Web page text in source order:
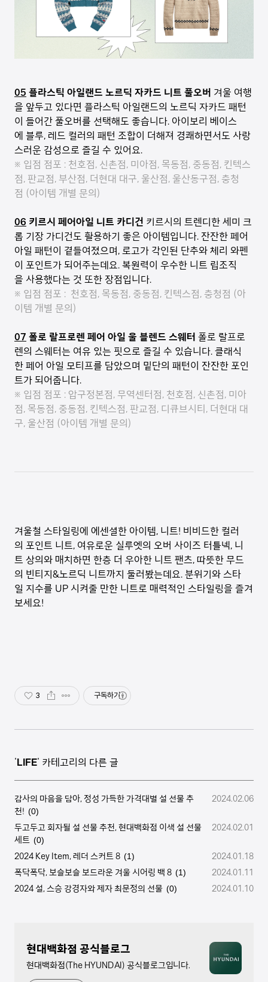
05 플라스틱 아일랜드 노르딕 자카드 니트 풀오버 겨울 여행
을 앞두고 있다면 플라스틱 아일랜드의 노르딕 자카드 패턴
이 들어간 풀오버를 선택해도 좋습니다. 아이보리 베이스
에 블루, 레드 컬러의 패턴 조합이 더해져 경쾌하면서도 사랑
스러운 감성으로 즐길 수 있어요.
※ 입점 점포 : 천호점, 신촌점, 미아점, 목동점, 중동점, 킨텍스
점, 판교점, 부산점, 더현대 대구, 울산점, 울산동구점, 충청
점 (아이템 개별 문의)
06 키르시 페어아일 니트 카디건 키르시의 트렌디한 세미 크
롭 기장 가디건도 활용하기 좋은 아이템입니다. 잔잔한 페어
아일 패턴이 곁들여졌으며, 로고가 각인된 단추와 체리 와펜
이 포인트가 되어주는데요. 복원력이 우수한 니트 립조직
을 사용했다는 것 또한 장점입니다.
※ 입점 점포 : 천호점, 목동점, 중동점, 킨텍스점, 충청점 (아
이템 개별 문의)
07 폴로 랄프로렌 페어 아일 울 블렌드 스웨터 폴로 랄프로
렌의 스웨터는 여유 있는 핏으로 즐길 수 있습니다. 클래식
한 페어 아일 모티프를 담았으며 밑단의 패턴이 잔잔한 포인
트가 되어줍니다.
※ 입점 점포 : 압구정본점, 무역센터점, 천호점, 신촌점, 미아
점, 목동점, 중동점, 킨텍스점, 판교점, 디큐브시티, 더현대 대
구, 울산점 (아이템 개별 문의)
겨울철 스타일링에 에센셜한 아이템, 니트! 비비드한 컬러
의 포인트 니트, 여유로운 실루엣의 오버 사이즈 터틀넥, 니
트 상의와 매치하면 한층 더 우아한 니트 팬츠, 따뜻한 무드
의 빈티지&노르딕 니트까지 둘러봤는데요. 분위기와 스타
일 지수를 UP 시켜줄 만한 니트로 매력적인 스타일링을 즐겨
보세요!
3 구독하기
'LIFE' 카테고리의 다른 글
감사의 마음을 담아, 정성 가득한 가격대별 설 선물 추
천! (0)
2024.02.06
두고두고 회자될 설 선물 추천, 현대백화점 이색 설 선물
세트 (0)
2024.02.01
2024 Key Item, 레더 스커트 8 (1)
2024.01.18
폭닥폭닥, 보슬보슬 보드라운 겨울 시어링 백 8 (1)
2024.01.11
2024 설, 스승 강경자와 제자 최문정의 선물 (0) 2024.01.10
현대백화점 공식블로그
현대백화점(The HYUNDAI) 공식블로그입니다.